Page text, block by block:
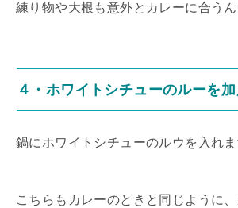
練り物や大根も意外とカレーに合うん
４・ホワイトシチューのルーを加
鍋にホワイトシチューのルウを入れま
こちらもカレーのときと同じように